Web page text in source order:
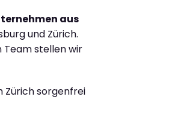
aus
und Zürich.
Team stellen wir
Zürich sorgenfrei